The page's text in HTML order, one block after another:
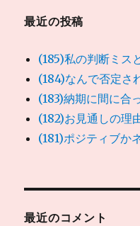
最近の投稿
(185)私の判断ミス
(184)なんで否定さ
(183)納期に間に合
(182)お見通しの理
(181)ポジティブか
最近のコメント